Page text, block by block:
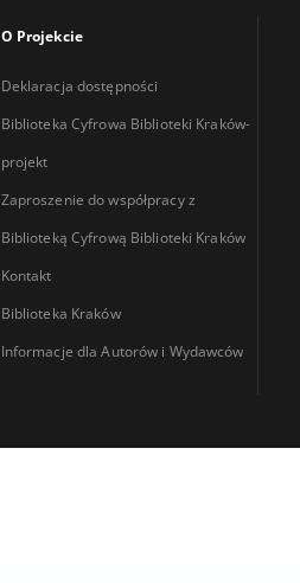
O Projekcie
Deklaracja dostępności
Biblioteka Cyfrowa Biblioteki Kraków-
projekt
Zaproszenie do współpracy z
Biblioteką Cyfrową Biblioteki Kraków
Kontakt
Biblioteka Kraków
Informacje dla Autorów i Wydawców